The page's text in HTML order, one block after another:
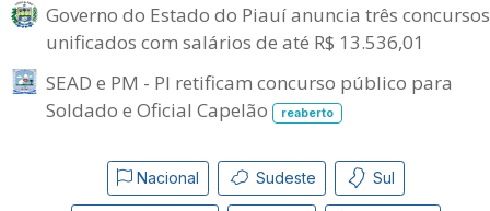
Governo do Estado do Piauí anuncia três concursos
unificados com salários de até R$ 13.536,01
SEAD e PM - PI retificam concurso público para
Soldado e Oficial Capelão
reaberto
Nacional Sudeste Sul